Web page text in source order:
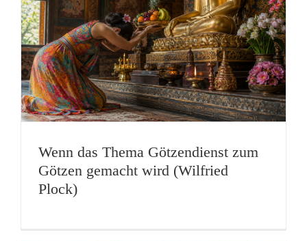
Wenn das Thema Götzendienst zum
Götzen gemacht wird (Wilfried
Plock)